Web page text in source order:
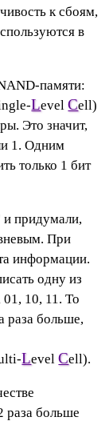
к сбоям,
в
памяти:
LevelCell)
Это значит,
1. Одним
только 1 бит
и придумали,
При
информации.
одну из
10, 11. То
раза больше,
LevelCell).
раза больше